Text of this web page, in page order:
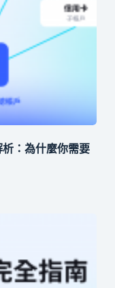
：為什麼你需要